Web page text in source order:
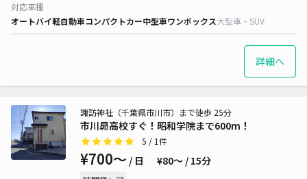
対応車種
オートバイ軽自動車コンパクトカー中型車ワンボックス大型車・SUV
詳細へ
市川昴高校すぐ！昭和学院まで600m！
諏訪神社（千葉県市川市）まで徒歩 25分
5 / 1件
¥700〜 / 日 ¥80〜 / 15分